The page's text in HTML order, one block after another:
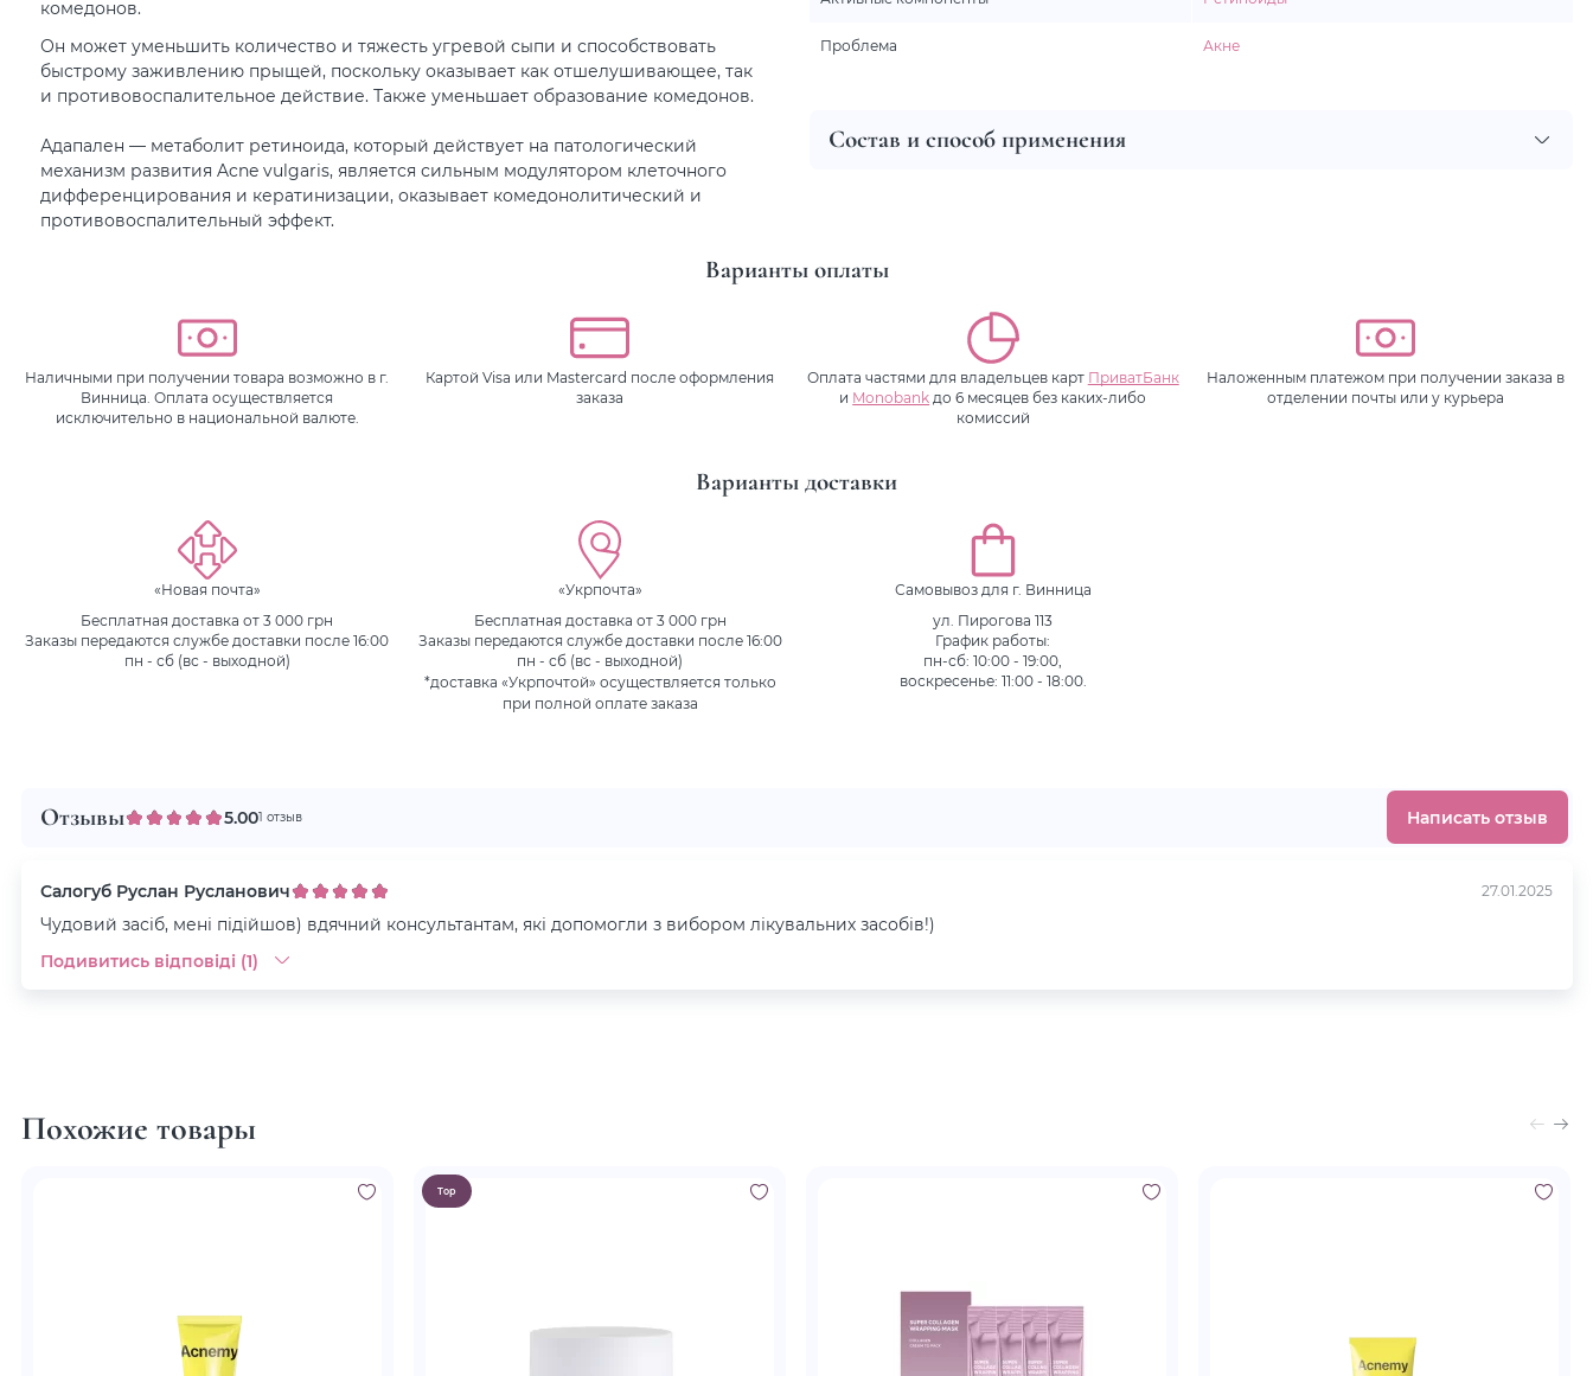
комедонов.
Он может уменьшить количество и тяжесть угревой сыпи и способствовать
быстрому заживлению прыщей, поскольку оказывает как отшелушивающее, так
и противовоспалительное действие. Также уменьшает образование комедонов.
Адапален — метаболит ретиноида, который действует на патологический
механизм развития Acne vulgaris, является сильным модулятором клеточного
дифференцирования и кератинизации, оказывает комедонолитический и
противовоспалительный эффект.
Состав и способ применения
Проблема Акне
Варианты оплаты
Наличными при получении товара возможно в г.
Винница. Оплата осуществляется
исключительно в национальной валюте.
Картой Visa или Mastercard после оформления
заказа
Оплата частями для владельцев карт ПриватБанк
и Monobank до 6 месяцев без каких-либо
комиссий
Наложенным платежом при получении заказа в
отделении почты или у курьера
Варианты доставки
«Новая почта»
Бесплатная доставка от 3 000 грн
Заказы передаются службе доставки после 16:00
пн - сб (вс - выходной)
«Укрпочта»
Бесплатная доставка от 3 000 грн
Заказы передаются службе доставки после 16:00
пн - сб (вс - выходной)
*доставка «Укрпочтой» осуществляется только
при полной оплате заказа
Самовывоз для г. Винница
ул. Пирогова 113
График работы:
пн-сб: 10:00 - 19:00,
воскресенье: 11:00 - 18:00.
Отзывы 5.001 отзыв Написать отзыв
Салогуб Руслан Русланович 27.01.2025
Чудовий засіб, мені підійшов) вдячний консультантам, які допомогли з вибором лікувальних засобів!)
Подивитись відповіді (1)
Похожие товары
Top